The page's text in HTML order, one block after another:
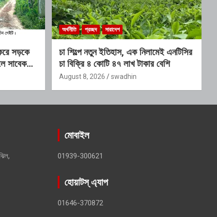
সড়কে
সাবেক
স্থাপনের
অর্থনীতি প্রচ্ছদ সারাদেশ
চা শিল্পে নতুন ইতিহাস, এক নিলামেই এনটিসির
চা বিক্রি ৪ কোটি ৪৭ লাখ টাকার বেশি
August 8, 2026 swadhin
মোবাইল
01939-300621
হোয়াটস্ এ্যাপ
01646-370872